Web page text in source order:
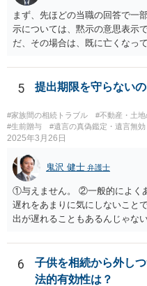
まず、先ほどの当職の回答で一
示については、黙示の意思表示
だ、その場合は、既に亡くなっ
持ち戻し免除の意思表示は書面
う結論は変わりません。 誤解
戻しをすべて免除する」という
心配ならば、弁護士のところに
ついて説明した上で、適切な文
しょうか。
5 提出期限を守らない
#家族間の相続トラブル #不動産・土
#生前贈与
#遺言の真偽鑑定・遺言無効
2025年3月26日
鬼沢 健士 弁護士
①与えません。 ②一般的によく
遅れをあまりに気にしないこと
出が遅れることもあるんじゃな
6
子供を相続から外し
法的有効性は？